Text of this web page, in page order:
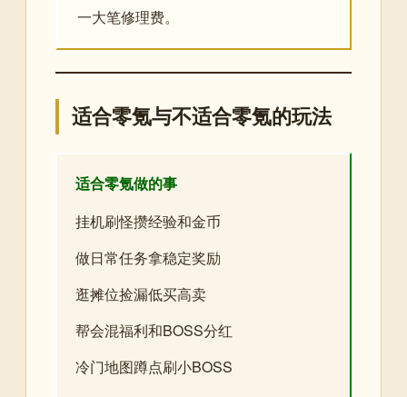
一大笔修理费。
适合零氪与不适合零氪的玩法
适合零氪做的事
挂机刷怪攒经验和金币
做日常任务拿稳定奖励
逛摊位捡漏低买高卖
帮会混福利和BOSS分红
冷门地图蹲点刷小BOSS